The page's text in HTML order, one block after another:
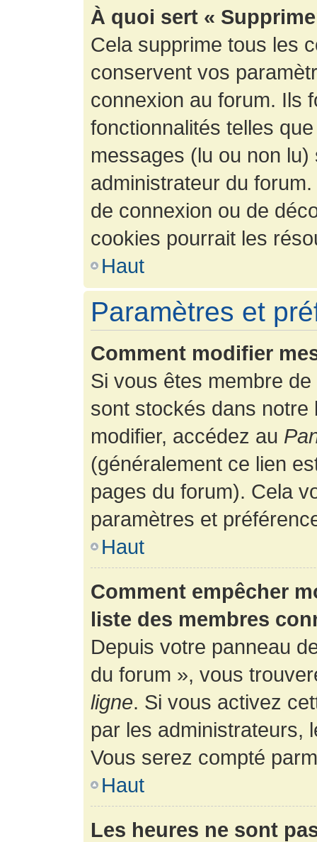
À quoi sert «
Cela supprime tous les
conservent vos
connexion au forum. Ils
fonctionnalités telles
messages (lu ou non
administrateur du
de connexion ou de
cookies pourrait les
Haut
Paramètres et
Comment modifier
Si vous êtes membre
sont stockés dans
modifier, accédez au
(généralement ce lien
pages du forum). Cela
paramètres et
Haut
Comment empêcher
liste des membres
Depuis votre panneau
du forum », vous
ligne. Si vous activez
par les administrateurs,
Vous serez compté
Haut
Les heures ne sont